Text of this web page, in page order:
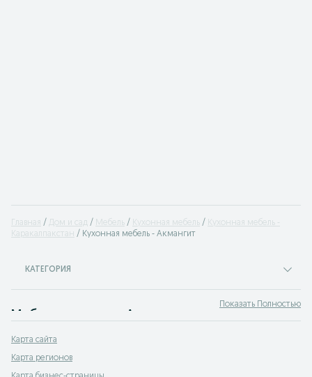
Главная Дом и сад Мебель Кухонная мебель
Кухонная мебель -
Каракалпакстан
Кухонная мебель - Акмангит
КАТЕГОРИЯ
Показать Полностью
Карта сайта
Карта регионов